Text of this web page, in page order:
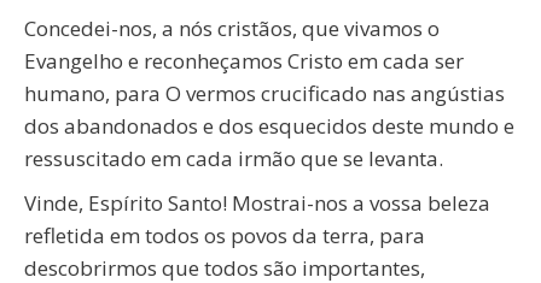
Concedei-nos, a nós cristãos, que vivamos o
Evangelho e reconheçamos Cristo em cada ser
humano, para O vermos crucificado nas angústias
dos abandonados e dos esquecidos deste mundo e
ressuscitado em cada irmão que se levanta.
Vinde, Espírito Santo! Mostrai-nos a vossa beleza
refletida em todos os povos da terra, para
descobrirmos que todos são importantes,